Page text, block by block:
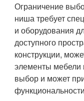
Ограничение
ниша требует
и оборудования
доступного
конструкции,
элементы мебели
выбор и может